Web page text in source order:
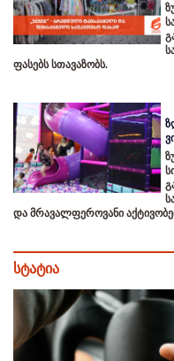
ფასებს სთავაზობს.
და მრავალფეროვანი
სტატია